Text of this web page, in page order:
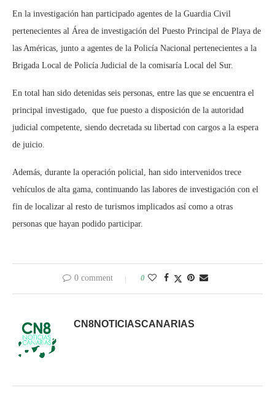
En la investigación han participado agentes de la Guardia Civil
pertenecientes al Área de investigación del Puesto Principal de Playa de
las Américas, junto a agentes de la Policía Nacional pertenecientes a la
Brigada Local de Policía Judicial de la comisaría Local del Sur.
En total han sido detenidas seis personas, entre las que se encuentra el
principal investigado, que fue puesto a disposición de la autoridad
judicial competente, siendo decretada su libertad con cargos a la espera
de juicio.
Además, durante la operación policial, han sido intervenidos trece
vehículos de alta gama, continuando las labores de investigación con el
fin de localizar al resto de turismos implicados así como a otras
personas que hayan podido participar.
0 comment 0
CN8NOTICIASCANARIAS